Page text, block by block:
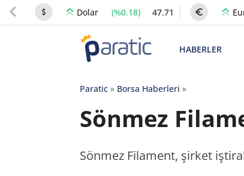
Dolar (%0.18) 47.71
HABERLER
Paratic» Borsa Haberleri »
Sönmez
Sönmez Filament, şirket